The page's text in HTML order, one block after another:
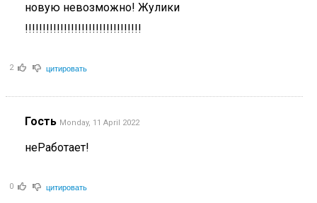
новую невозможно! Жулики
!!!!!!!!!!!!!!!!!!!!!!!!!!!!!!!!!
2 цитировать
Гость Monday, 11 April 2022
неРаботает!
0 цитировать